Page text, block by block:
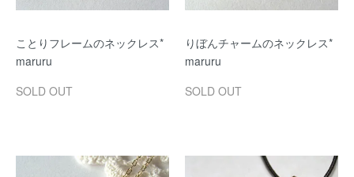
ことりフレームのネックレス*
maruru
SOLD OUT
りぼんチャームのネックレス*
maruru
SOLD OUT